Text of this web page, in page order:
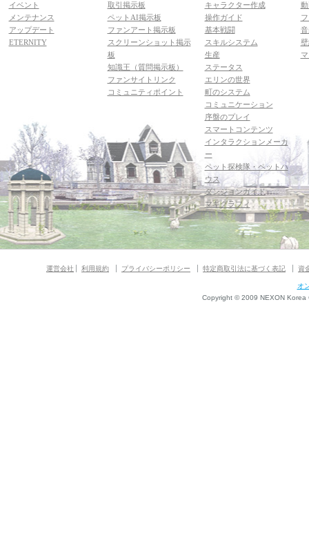
イベント
メンテナンス
アップデート
ETERNITY
取引掲示板
ペットAI掲示板
ファンアート掲示板
スクリーンショット掲示
板
知識王（質問掲示板）
ファンサイトリンク
コミュニティポイント
キャラクター作成
操作ガイド
基本戦闘
スキルシステム
生産
ステータス
エリンの世界
町のシステム
コミュニケーション
序盤のプレイ
スマートコンテンツ
インタラクションメーカ
ー
ペット探検隊・ペットハ
ウス
ダンジョンガイド
マギグラフィ
運営会社 利用規約 プライバシーポリシー 特定商取引法に基づく表記 資
オ
Copyright © 2009 NEXON Korea